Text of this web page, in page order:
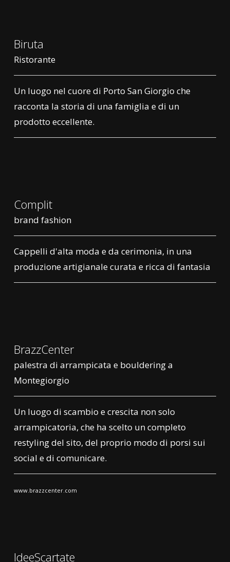
Biruta
Ristorante
Un luogo nel cuore di Porto San Giorgio che
racconta la storia di una famiglia e di un
prodotto eccellente.
Complit
brand fashion
Cappelli d'alta moda e da cerimonia, in una
produzione artigianale curata e ricca di fantasia
BrazzCenter
palestra di arrampicata e bouldering a
Montegiorgio
Un luogo di scambio e crescita non solo
arrampicatoria, che ha scelto un completo
restyling del sito, del proprio modo di porsi sui
social e di comunicare.
www.brazzcenter.com
IdeeScartate